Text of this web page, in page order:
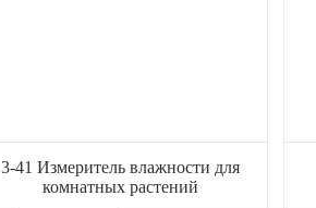
3-41 Измеритель влажности для
комнатных растений